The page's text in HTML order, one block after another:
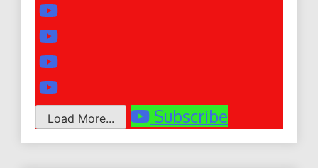
Load More... Subscribe